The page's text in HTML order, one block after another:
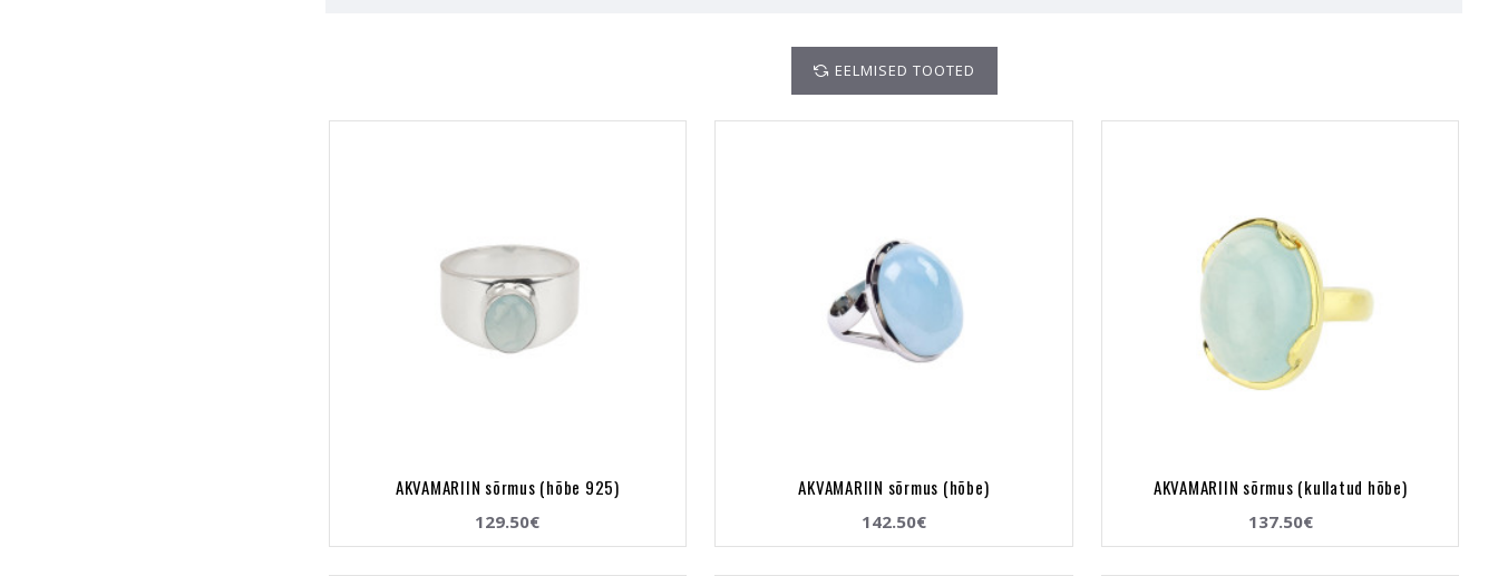
EELMISED TOOTED
AKVAMARIIN sõrmus (hõbe 925)
129.50€
AKVAMARIIN sõrmus (hõbe)
142.50€
AKVAMARIIN sõrmus (kullatud hõbe)
137.50€